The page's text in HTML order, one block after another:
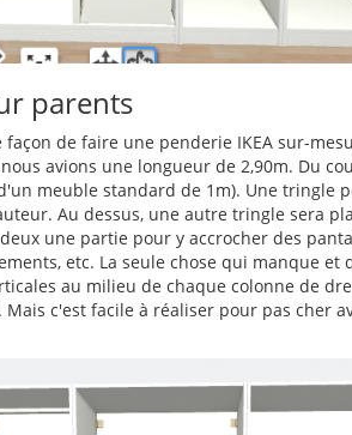
parents
de faire une penderie IKEA sur-
avions une longueur de 2,90m. Du
meuble standard de 1m). Une tringle
Au dessus, une autre tringle sera
une partie pour y accrocher des
etc. La seule chose qui manque et
au milieu de chaque colonne de
c'est facile à réaliser pour pas cher